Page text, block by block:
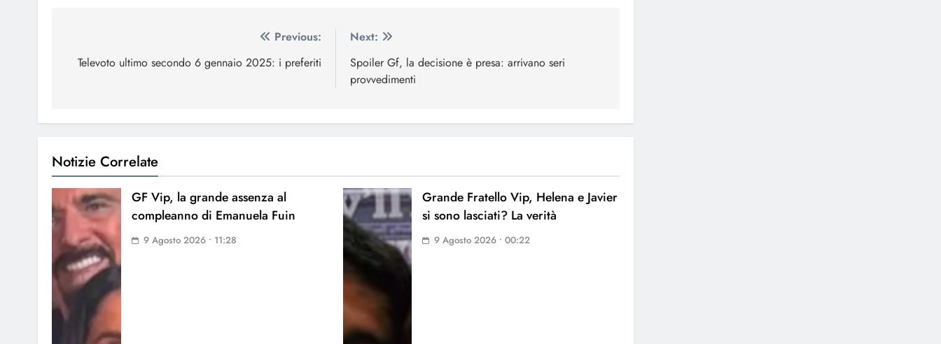
articoli
Previous:
Televoto ultimo secondo 6 gennaio 2025: i preferiti
Next:
Spoiler Gf, la decisione è presa: arrivano seri
provvedimenti
Notizie Correlate
GF Vip, la grande assenza al
compleanno di Emanuela Fuin
9 Agosto 2026 • 11:28
Grande Fratello Vip, Helena e Javier
si sono lasciati? La verità
9 Agosto 2026 • 00:22